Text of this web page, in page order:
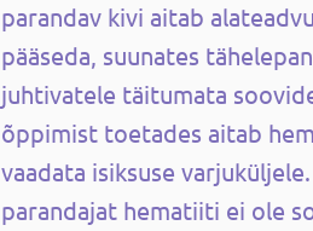
parandav kivi aitab
pääseda, suunates
juhtivatele täitumata
õppimist toetades aitab
vaadata isiksuse
parandajat hematiiti ei ole